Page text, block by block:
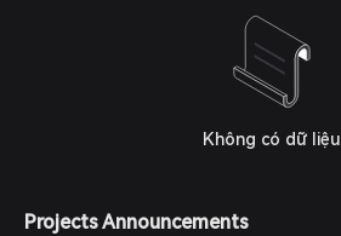
Không có dữ liệu
Projects Announcements